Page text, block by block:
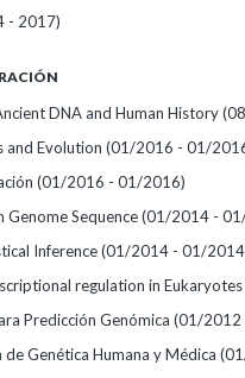
- 2017)
DNA and Human History
and Evolution (01/2016 - 01/
(01/2016 - 01/2016)
Sequence(01/2014 -
Inference(01/2014 - 01/
regulation in Eukaryotes
Predicción Genómica (01/2012
de Genética Humana y Médica